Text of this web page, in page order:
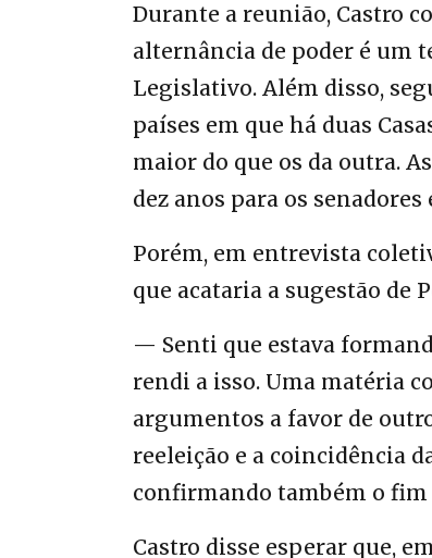
Durante a reunião, Castro
alternância de poder é um
Legislativo. Além disso,
países em que há duas
maior do que os da outra.
dez anos para os
Porém, em entrevista
que acataria a sugestão de
— Senti que estava
rendi a isso. Uma matéria
argumentos a favor de
reeleição e a coincidência
confirmando também o fim
Castro disse esperar que,